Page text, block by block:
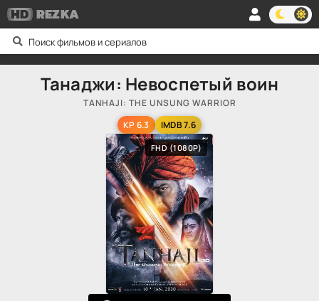
HDREZKA
Танаджи: Невоспетый воин
TANHAJI: THE UNSUNG WARRIOR
KP 6.3
IMDB 7.6
FHD (1080P)